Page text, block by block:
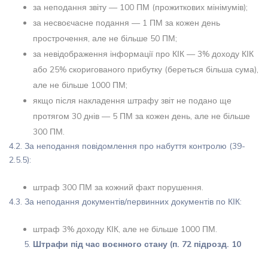
за неподання звіту — 100 ПМ (прожиткових мінімумів);
за несвоєчасне подання — 1 ПМ за кожен день
прострочення, але не більше 50 ПМ;
за невідображення інформації про КІК — 3% доходу КІК
або 25% скоригованого прибутку (береться більша сума),
але не більше 1000 ПМ;
якщо після накладення штрафу звіт не подано ще
протягом 30 днів — 5 ПМ за кожен день, але не більше
300 ПМ.
4.2. За неподання повідомлення про набуття контролю (39-
2.5.5):
штраф 300 ПМ за кожний факт порушення.
4.3. За неподання документів/первинних документів по КІК:
штраф 3% доходу КІК, але не більше 1000 ПМ.
Штрафи під час воєнного стану (п. 72 підрозд. 10